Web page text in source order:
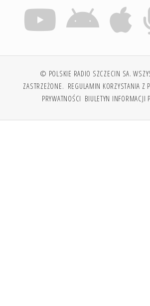
© POLSKIE RADIO SZCZECIN SA.
ZASTRZEŻONE. REGULAMIN KORZYSTANIA Z
PRYWATNOŚCI BIULETYN INFORMACJI